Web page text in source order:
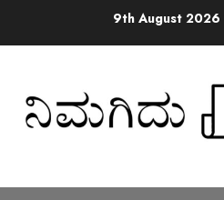
9th August 2026